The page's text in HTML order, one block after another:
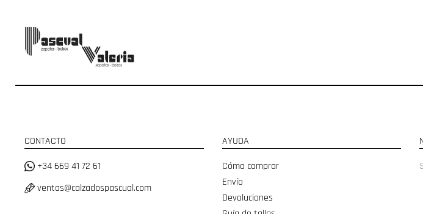
CONTACTO
+34 669 41 72 61
ventas@calzadospascual.com
AYUDA
Cómo comprar
Envío
Devoluciones